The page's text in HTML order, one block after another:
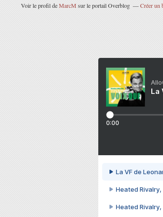
Voir le profil deMarcM sur le portail Overblog Créer un
La
0:00
La VF de
Heated
Heated